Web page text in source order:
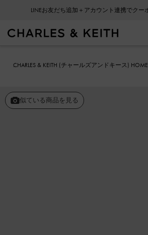
CHARLES & KEITH (チャールズアンドキース) HOME
似ている商品を見る